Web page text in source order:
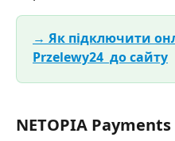
→ Як підключити
Przelewy24  до сайту
NETOPIA Payments